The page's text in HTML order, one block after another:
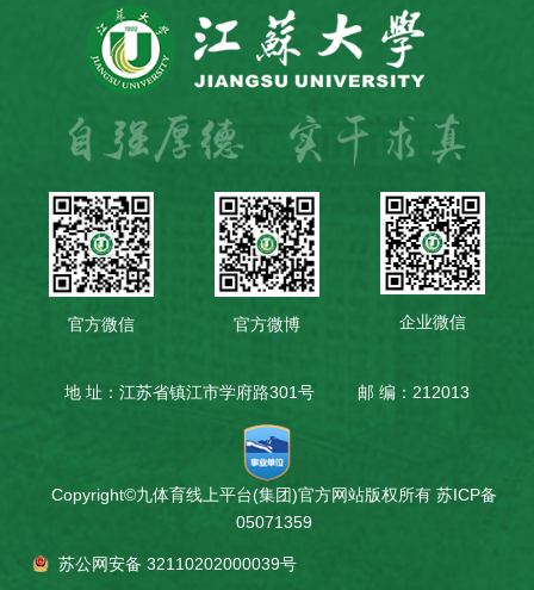
地 址：江苏省镇江市学府路301号 邮 编：212013
Copyright©九体育线上平台(集团)官方网站版权所有 苏ICP备
05071359
苏公网安备 32110202000039号
官方微信 官方微博 企业微信